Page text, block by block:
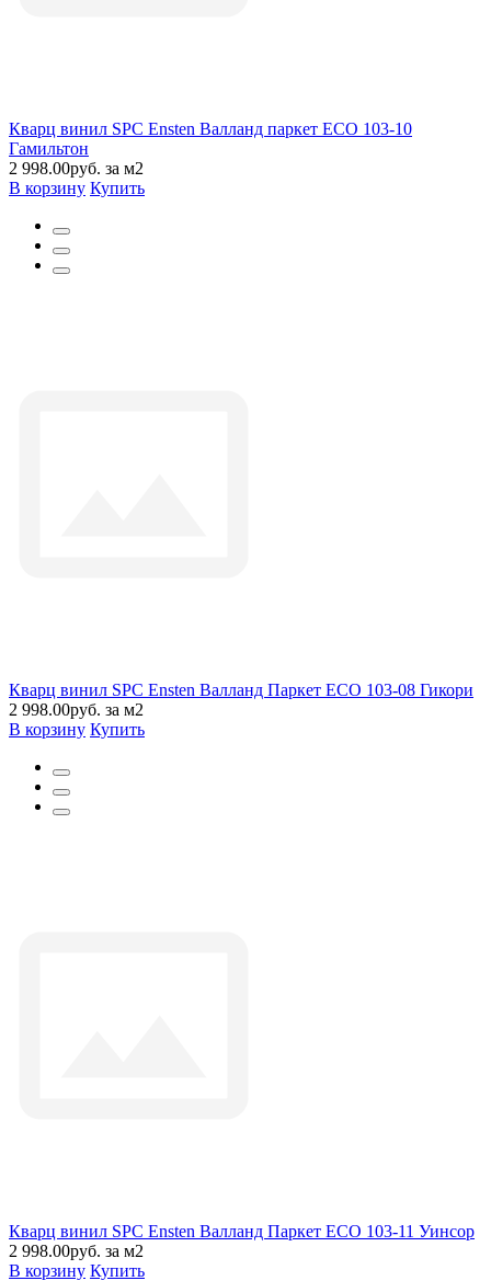
Кварц винил SPC Ensten Валланд паркет ECO 103-10
Гамильтон
2 998.00руб. за м2
В корзину Купить
Кварц винил SPC Ensten Валланд Паркет ECO 103-08 Гикори
2 998.00руб. за м2
В корзину Купить
Кварц винил SPC Ensten Валланд Паркет ECO 103-11 Уинсор
2 998.00руб. за м2
В корзину Купить